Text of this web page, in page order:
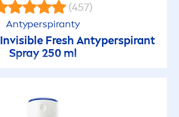
(457)
Antyperspiranty
Invisible Fresh Antyperspirant
Spray 250 ml